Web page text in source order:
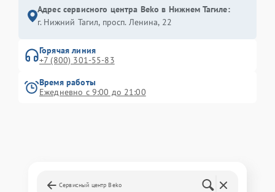
Адрес сервисного центра Beko в Нижнем Тагиле:
г. Нижний Тагил, просп. Ленина, 22
Горячая линия
+7 (800) 301-55-83
Время работы
Ежедневно с 9:00 до 21:00
Сервисный центр Beko